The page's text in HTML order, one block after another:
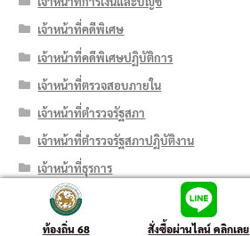
เจ้าหน้าที่คดีพิเศษ
เจ้าหน้าที่คดีพิเศษปฏิบัติการ
เจ้าหน้าที่ตรวจสอบภายใน
เจ้าหน้าที่ตำรวจรัฐสภา
เจ้าหน้าที่ตำรวจรัฐสภาปฏิบัติงาน
เจ้าหน้าที่ธุรการ
เจ้าหน้าที่บริหารงานทั่วไป
เจ้าหน้าที่บันทึกข้อมูล
ท้องถิ่น 68 สั่งซื้อผ่านไลน์ คลิกเลย